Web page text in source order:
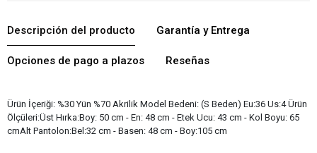
Descripción del producto Garantía y Entrega
Opciones de pago a plazos Reseñas
Ürün İçeriği: %30 Yün %70 Akrilik Model Bedeni: (S Beden) Eu:36 Us:4 Ürün
Ölçüleri:Üst Hırka:Boy: 50 cm - En: 48 cm - Etek Ucu: 43 cm - Kol Boyu: 65
cmAlt Pantolon:Bel:32 cm - Basen: 48 cm - Boy:105 cm